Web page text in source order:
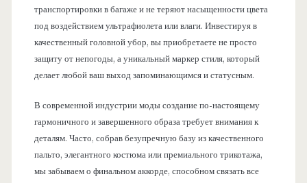
транспортировки в багаже и не теряют насыщенности цвета
под воздействием ультрафиолета или влаги. Инвестируя в
качественный головной убор, вы приобретаете не просто
защиту от непогоды, а уникальный маркер стиля, который
делает любой ваш выход запоминающимся и статусным.
В современной индустрии моды создание по-настоящему
гармоничного и завершенного образа требует внимания к
деталям. Часто, собрав безупречную базу из качественного
пальто, элегантного костюма или премиального трикотажа,
мы забываем о финальном аккорде, способном связать все